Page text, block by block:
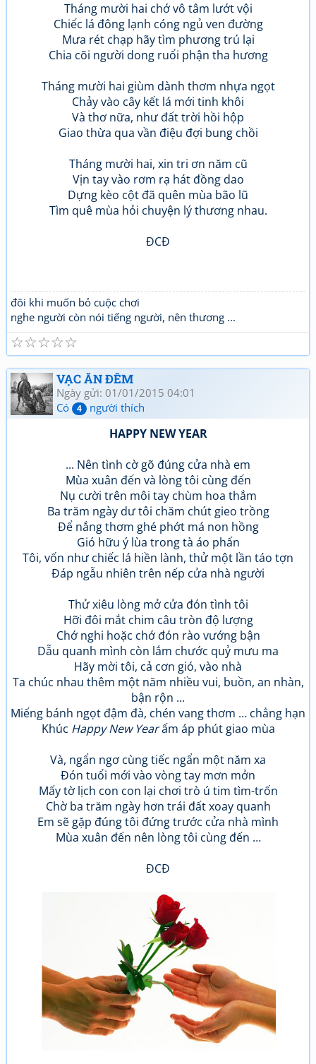
Tháng mười hai chớ vô tâm lướt vội
Chiếc lá đông lạnh cóng ngủ ven đường
Mưa rét chạp hãy tìm phương trú lại
Chia cõi người dong ruổi phận tha hương
Tháng mười hai giùm dành thơm nhựa ngọt
Chảy vào cây kết lá mới tinh khôi
Và thơ nữa, như đất trời hồi hộp
Giao thừa qua vần điệu đợi bung chồi
Tháng mười hai, xin tri ơn năm cũ
Vịn tay vào rơm rạ hát đồng dao
Dựng kèo cột đã quên mùa bão lũ
Tìm quê mùa hỏi chuyện lý thương nhau.
ĐCĐ
đôi khi muốn bỏ cuộc chơi
nghe người còn nói tiếng người, nên thương ...
☆
☆
☆
☆
☆
VẠC ĂN ĐÊM
Ngày gửi: 01/01/2015 04:01
Có
4 người thích
HAPPY NEW YEAR
... Nên tình cờ gõ đúng cửa nhà em
Mùa xuân đến và lòng tôi cùng đến
Nụ cười trên môi tay chùm hoa thắm
Ba trăm ngày dư tôi chăm chút gieo trồng
Để nắng thơm ghé phớt má non hồng
Gió hữu ý lùa trong tà áo phấn
Tôi, vốn như chiếc lá hiền lành, thử một lần táo tợn
Đáp ngẫu nhiên trên nếp cửa nhà người
Thử xiêu lòng mở cửa đón tình tôi
Hỡi đôi mắt chim câu tròn độ lượng
Chớ nghi hoặc chớ đón rào vướng bận
Dẫu quanh mình còn lắm chước quỷ mưu ma
Hãy mời tôi, cả cơn gió, vào nhà
Ta chúc nhau thêm một năm nhiều vui, buồn, an nhàn,
bận rộn ...
Miếng bánh ngọt đậm đà, chén vang thơm … chẳng hạn
Khúc Happy New Yearấm áp phút giao mùa
Và, ngẩn ngơ cùng tiếc ngẩn một năm xa
Đón tuổi mới vào vòng tay mơn mởn
Mấy tờ lịch con con lại chơi trò ú tim tìm-trốn
Chờ ba trăm ngày hơn trái đất xoay quanh
Em sẽ gặp đúng tôi đứng trước cửa nhà mình
Mùa xuân đến nên lòng tôi cùng đến …
ĐCĐ